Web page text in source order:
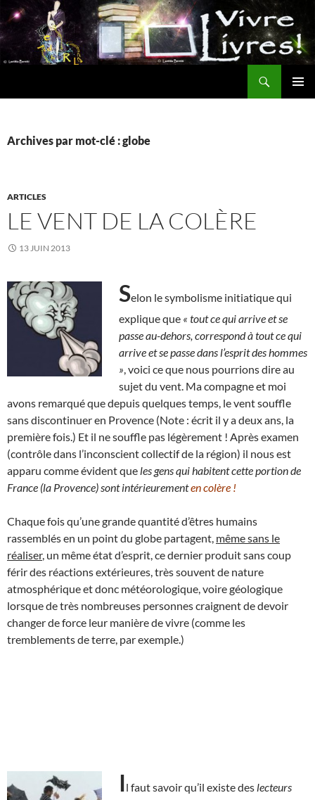
Aller
au
contenu
Archives par mot-clé : globe
ARTICLES
LE VENT DE LA COLÈRE
13 JUIN 2013
Selon le symbolisme initiatique qui
explique que « tout ce qui arrive et se
passe au-dehors, correspond à tout ce qui
arrive et se passe dans l’esprit des hommes
» , voici ce que nous pourrions dire au
sujet du vent. Ma compagne et moi
avons remarqué que depuis quelques temps, le vent souffle
sans discontinuer en Provence (Note : écrit il y a deux ans, la
première fois.) Et il ne souffle pas légèrement ! Après examen
(contrôle dans l’inconscient collectif de la région) il nous est
apparu comme évident que les gens qui habitent cette portion de
France (la Provence) sont intérieurementen colère !
Chaque fois qu’une grande quantité d’êtres humains
rassemblés en un point du globe partagent, même sans le
réaliser, un même état d’esprit, ce dernier produit sans coup
férir des réactions extérieures, très souvent de nature
atmosphérique et donc météorologique, voire géologique
lorsque de très nombreuses personnes craignent de devoir
changer de force leur manière de vivre (comme les
tremblements de terre, par exemple.)
Il faut savoir qu’il existe des lecteurs